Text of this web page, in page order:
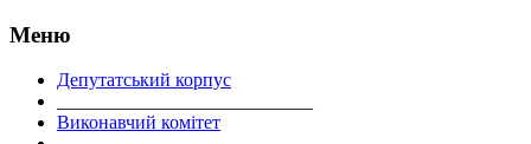
Меню
Депутатський корпус
Виконавчий комітет